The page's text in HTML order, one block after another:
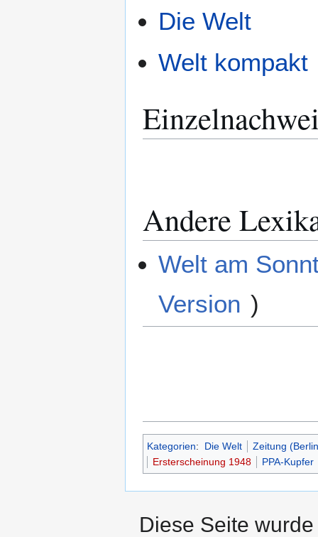
Die Welt
Welt kompakt
Andere
Welt am
Version )
Kategorien: Die Welt
Zeitung
Ersterscheinung 1948
PPA-Kupfer
Diese Seite